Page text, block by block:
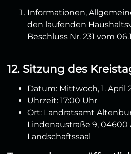
Informationen,
den laufenden
Beschluss Nr. 231 vom
12. Sitzung des
Datum: Mittwoch, 1. April
Uhrzeit: 17:00 Uhr
Ort: Landratsamt
Lindenaustraße 9,
Landschaftssaal